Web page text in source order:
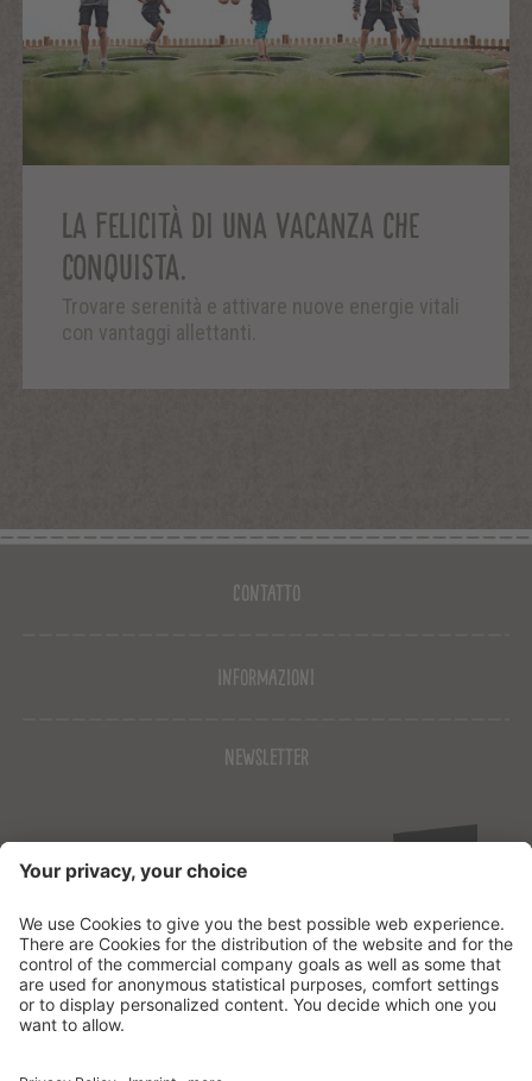
LA FELICITÀ DI UNA VACANZA CHE
CONQUISTA.
Trovare serenità e attivare nuove energie vitali
con vantaggi allettanti.
Contatto
Informazioni
Newsletter